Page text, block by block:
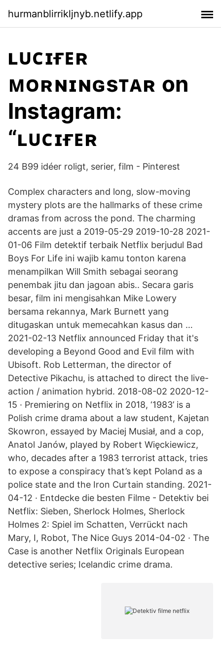
hurmanblirrikljnyb.netlify.app
ʟᴜᴄɪғᴇʀ
ᴍᴏʀɴɪɴɢsᴛᴀʀ on
Instagram:
“ʟᴜᴄɪғᴇʀ
24 B99 idéer roligt, serier, film - Pinterest
Complex characters and long, slow-moving
mystery plots are the hallmarks of these crime
dramas from across the pond. The charming
accents are just a 2019-05-29 2019-10-28 2021-
01-06 Film detektif terbaik Netflix berjudul Bad
Boys For Life ini wajib kamu tonton karena
menampilkan Will Smith sebagai seorang
penembak jitu dan jagoan abis.. Secara garis
besar, film ini mengisahkan Mike Lowery
bersama rekannya, Mark Burnett yang
ditugaskan untuk memecahkan kasus dan …
2021-02-13 Netflix announced Friday that it's
developing a Beyond Good and Evil film with
Ubisoft. Rob Letterman, the director of
Detective Pikachu, is attached to direct the live-
action / animation hybrid. 2018-08-02 2020-12-
15 · Premiering on Netflix in 2018, ‘1983’ is a
Polish crime drama about a law student, Kajetan
Skowron, essayed by Maciej Musiał, and a cop,
Anatol Janów, played by Robert Więckiewicz,
who, decades after a 1983 terrorist attack, tries
to expose a conspiracy that’s kept Poland as a
police state and the Iron Curtain standing. 2021-
04-12 · Entdecke die besten Filme - Detektiv bei
Netflix: Sieben, Sherlock Holmes, Sherlock
Holmes 2: Spiel im Schatten, Verrückt nach
Mary, I, Robot, The Nice Guys 2014-04-02 · The
Case is another Netflix Originals European
detective series; Icelandic crime drama.